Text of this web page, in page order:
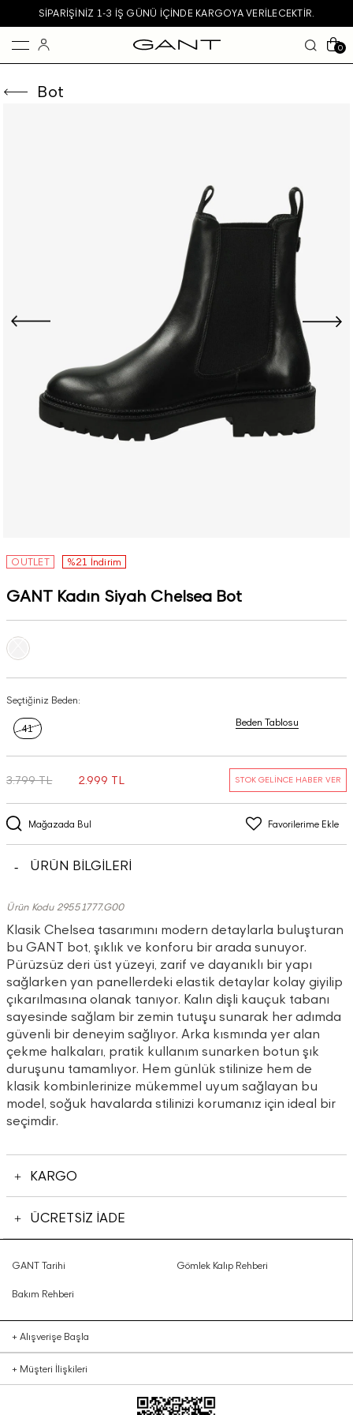
SIPARIŞINIZ 1-3 IŞ GÜNÜ IÇINDE KARGOYA VERILECEKTIR.
0
Bot
OUTLET %21 İndirim
GANT Kadın Siyah Chelsea Bot
Seçtiğiniz Beden:
41
Beden Tablosu
Mağazada Bul Favorilerime Ekle
3.799 TL 2.999 TL STOK GELİNCE HABER VER
ÜRÜN BİLGİLERİ
Ürün Kodu 29551777.G00
Klasik Chelsea tasarımını modern detaylarla buluşturan
bu GANT bot, şıklık ve konforu bir arada sunuyor.
Pürüzsüz deri üst yüzeyi, zarif ve dayanıklı bir yapı
sağlarken yan panellerdeki elastik detaylar kolay giyilip
çıkarılmasına olanak tanıyor. Kalın dişli kauçuk tabanı
sayesinde sağlam bir zemin tutuşu sunarak her adımda
güvenli bir deneyim sağlıyor. Arka kısmında yer alan
çekme halkaları, pratik kullanım sunarken botun şık
duruşunu tamamlıyor. Hem günlük stilinize hem de
klasik kombinlerinize mükemmel uyum sağlayan bu
model, soğuk havalarda stilinizi korumanız için ideal bir
seçimdir.
KARGO
ÜCRETSİZ İADE
GANT Tarihi Gömlek Kalıp Rehberi
Bakım Rehberi
+ Alışverişe Başla
+ Müşteri İlişkileri